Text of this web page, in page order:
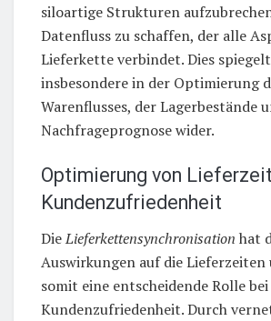
siloartige Strukturen
Datenfluss zu schaffen, der alle
Lieferkette verbindet. Dies
insbesondere in der Optimierung
Warenflusses, der Lagerbestände
Nachfrageprognose wider.
Optimierung von
Kundenzufriedenheit
DieLieferkettensynchronisation hat
Auswirkungen auf die
somit eine entscheidende Rolle
Kundenzufriedenheit. Durch